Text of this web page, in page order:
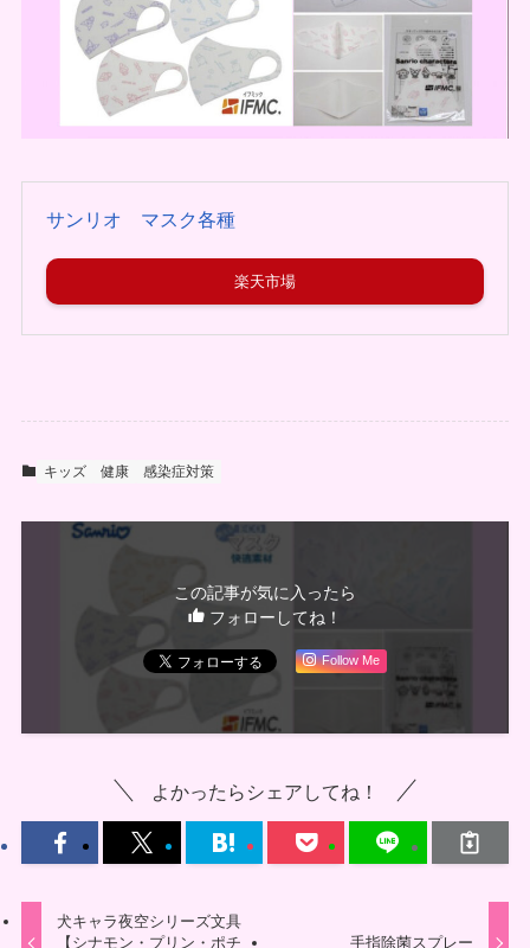
サンリオ マスク各種
楽天市場
キッズ 健康 感染症対策
この記事が気に入ったら
フォローしてね！
Follow Me
よかったらシェアしてね！
犬キャラ夜空シリーズ文具
【シナモン・プリン・ポチ
手指除菌スプレー